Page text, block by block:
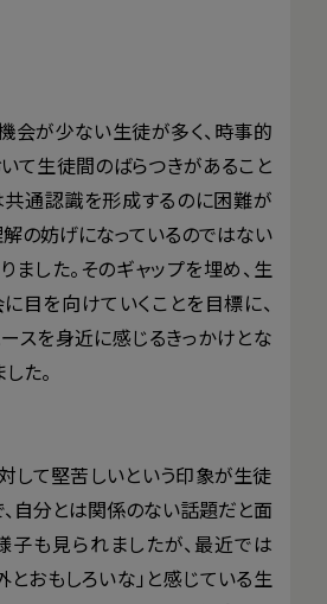
会が少ない生徒が多く、時事的
て生徒間のばらつきがあること
共通認識を形成するのに困難が
解の妨げになっているのではない
ました。そのギャップを埋め、生
目を向けていくことを目標に、
スを身近に感じるきっかけとな
た。
して堅苦しいという印象が生徒
、自分とは関係のない話題だと面
子も見られましたが、最近では
とおもしろいな」と感じている生